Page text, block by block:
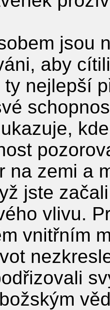
jsou
aby
nejlepší
na zemi a
jste
vlivu.
vnitřním